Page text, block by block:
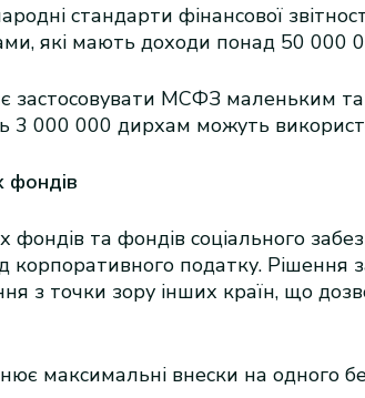
стандарти фінансової
які мають доходи понад 50 000
застосовувати МСФЗ маленьким
000 000 дирхам можуть
фондів
фондів та фондів соціального
податку. Рішення
з точки зору інших країн, що
максимальні внески на одного